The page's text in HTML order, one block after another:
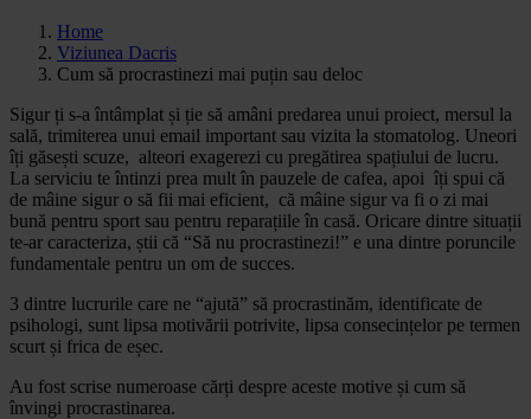
Home
Viziunea Dacris
Cum să procrastinezi mai puțin sau deloc
Sigur ți s-a întâmplat și ție să amâni predarea unui proiect, mersul la
sală, trimiterea unui email important sau vizita la stomatolog. Uneori
îți găsești scuze, alteori exagerezi cu pregătirea spațiului de lucru.
La serviciu te întinzi prea mult în pauzele de cafea, apoi îți spui că
de mâine sigur o să fii mai eficient, că mâine sigur va fi o zi mai
bună pentru sport sau pentru reparațiile în casă. Oricare dintre situații
te-ar caracteriza, știi că “Să nu procrastinezi!” e una dintre poruncile
fundamentale pentru un om de succes.
3 dintre lucrurile care ne “ajută” să procrastinăm, identificate de
psihologi, sunt lipsa motivării potrivite, lipsa consecințelor pe termen
scurt și frica de eșec.
Au fost scrise numeroase cărți despre aceste motive și cum să
învingi procrastinarea.